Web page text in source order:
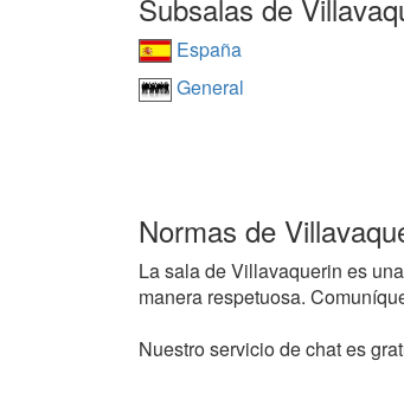
Subsalas de
España
General
Normas de
La sala de Villavaquerin es
manera respetuosa.
Nuestro servicio de chat es